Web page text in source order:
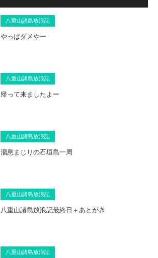
八重山諸島放浪記
やっぱダメやー
八重山諸島放浪記
帰って来ましたよー
八重山諸島放浪記
溜息まじりの石垣島一周
八重山諸島放浪記
八重山諸島放浪記最終日＋あとがき
八重山諸島放浪記